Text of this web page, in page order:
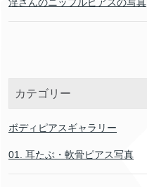
カテゴリー
ボディピアスギャラリー
01. 耳たぶ・軟骨ピアス写真